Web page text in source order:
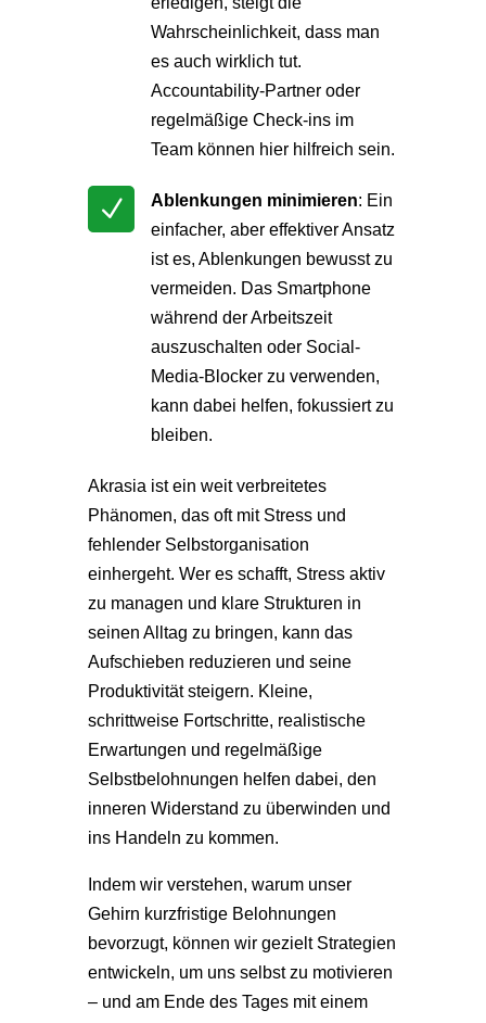
Wahrscheinlichkeit, dass man
es auch wirklich tut.
Accountability-Partner oder
regelmäßige Check-ins im
Team können hier hilfreich sein.
N Ablenkungen minimieren: Ein
einfacher, aber effektiver Ansatz
ist es, Ablenkungen bewusst zu
vermeiden. Das Smartphone
während der Arbeitszeit
auszuschalten oder Social-
Media-Blocker zu verwenden,
kann dabei helfen, fokussiert zu
bleiben.
Akrasia ist ein weit verbreitetes
Phänomen, das oft mit Stress und
fehlender Selbstorganisation
einhergeht. Wer es schafft, Stress aktiv
zu managen und klare Strukturen in
seinen Alltag zu bringen, kann das
Aufschieben reduzieren und seine
Produktivität steigern. Kleine,
schrittweise Fortschritte, realistische
Erwartungen und regelmäßige
Selbstbelohnungen helfen dabei, den
inneren Widerstand zu überwinden und
ins Handeln zu kommen.
Indem wir verstehen, warum unser
Gehirn kurzfristige Belohnungen
bevorzugt, können wir gezielt Strategien
entwickeln, um uns selbst zu motivieren
– und am Ende des Tages mit einem